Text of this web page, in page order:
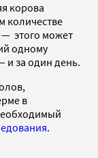
корова
количестве
— этого может
одному
и за один день.
в
.